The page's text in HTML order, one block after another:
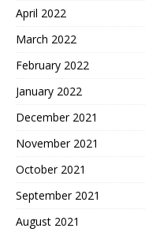
April 2022
March 2022
February 2022
January 2022
December 2021
November 2021
October 2021
September 2021
August 2021